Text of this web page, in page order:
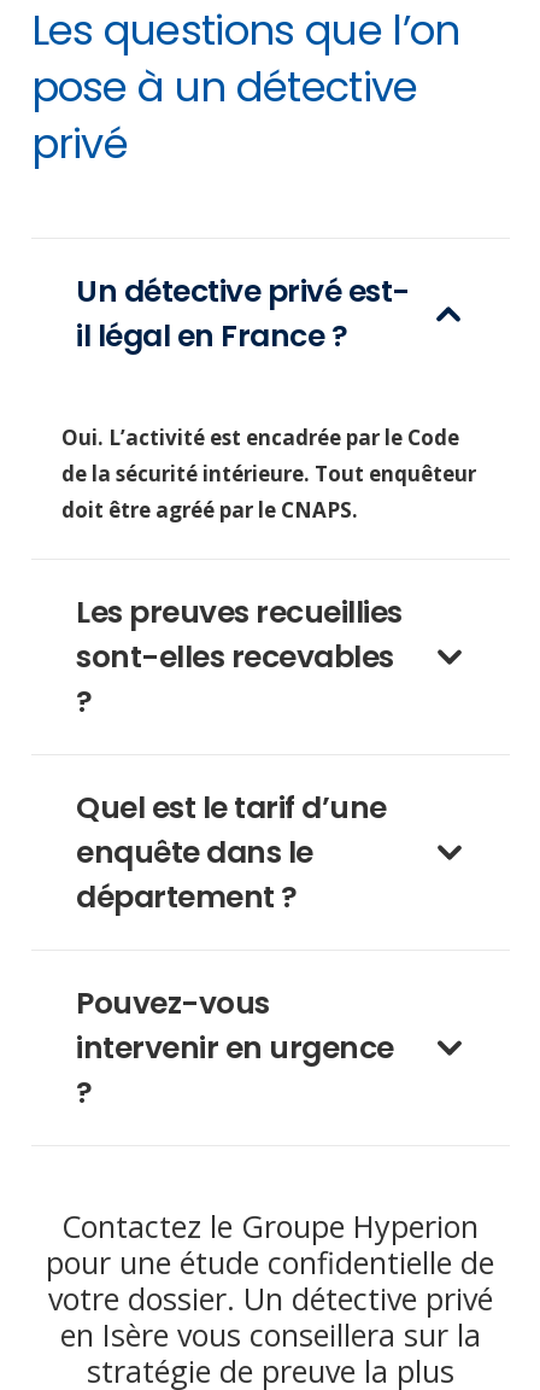
Les questions que l’on
pose à un détective
privé
Un détective privé est-
il légal en France ?
Oui. L’activité est encadrée par le Code
de la sécurité intérieure. Tout enquêteur
doit être agréé par le CNAPS.
Les preuves recueillies
sont-elles recevables
?
Quel est le tarif d’une
enquête dans le
département ?
Pouvez-vous
intervenir en urgence
?
Contactez le Groupe Hyperion
pour une étude confidentielle de
votre dossier. Un détective privé
en Isère vous conseillera sur la
stratégie de preuve la plus